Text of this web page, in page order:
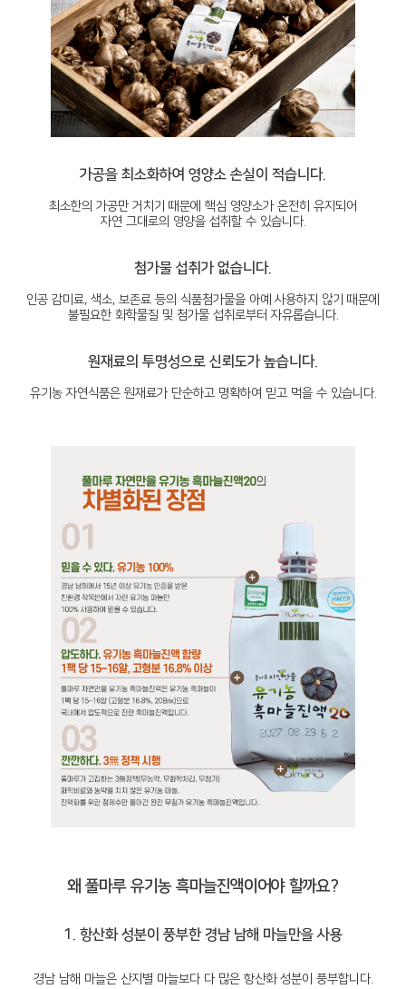
가공을 최소화하여 영양소 손실이 적습니다.
최소한의 가공만 거치기 때문에 핵심 영양소가 온전히 유지되어
자연 그대로의 영양을 섭취할 수 있습니다.
첨가물 섭취가 없습니다.
인공 감미료, 색소, 보존료 등의 식품첨가물을 아예 사용하지 않기 때문에
불필요한 화학물질 및 첨가물 섭취로부터 자유롭습니다.
원재료의 투명성으로 신뢰도가 높습니다.
유기농 자연식품은 원재료가 단순하고 명확하여 믿고 먹을 수 있습니다.
왜 풀마루 유기농 흑마늘진액이어야 할까요?
1. 항산화 성분이 풍부한 경남 남해 마늘만을 사용
경남 남해 마늘은 산지별 마늘보다 다 많은 항산화 성분이 풍부합니다.